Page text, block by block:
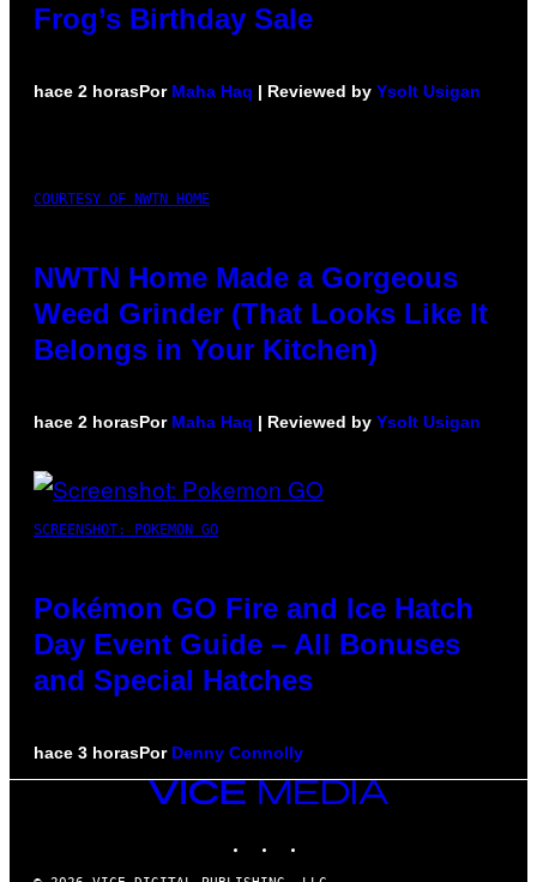
Frog’s Birthday Sale
hace 2 horasPor Maha Haq | Reviewed by Ysolt Usigan
COURTESY OF NWTN HOME
NWTN Home Made a Gorgeous
Weed Grinder (That Looks Like It
Belongs in Your Kitchen)
hace 2 horasPor Maha Haq | Reviewed by Ysolt Usigan
SCREENSHOT: POKEMON GO
Pokémon GO Fire and Ice Hatch
Day Event Guide – All Bonuses
and Special Hatches
hace 3 horasPor Denny Connolly
VICE
MEDIA